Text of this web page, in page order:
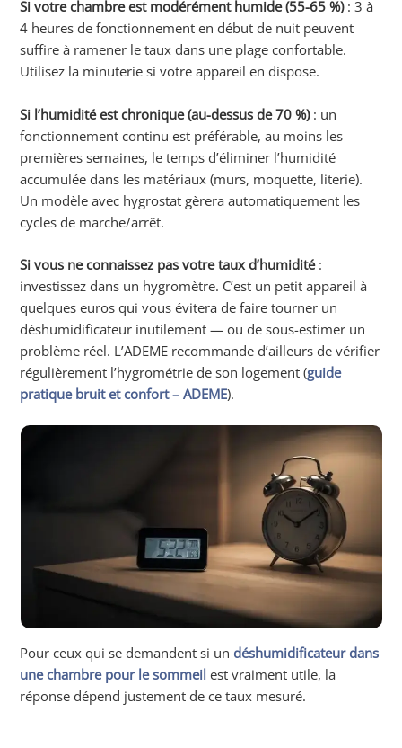
Si votre chambre est modérément humide (55-65 %): 3 à
4 heures de fonctionnement en début de nuit peuvent
suffire à ramener le taux dans une plage confortable.
Utilisez la minuterie si votre appareil en dispose.
Si l’humidité est chronique (au-dessus de 70 %): un
fonctionnement continu est préférable, au moins les
premières semaines, le temps d’éliminer l’humidité
accumulée dans les matériaux (murs, moquette, literie).
Un modèle avec hygrostat gèrera automatiquement les
cycles de marche/arrêt.
Si vous ne connaissez pas votre taux d’humidité:
investissez dans un hygromètre. C’est un petit appareil à
quelques euros qui vous évitera de faire tourner un
déshumidificateur inutilement — ou de sous-estimer un
problème réel. L’ADEME recommande d’ailleurs de vérifier
régulièrement l’hygrométrie de son logement (guide
pratique bruit et confort – ADEME).
Pour ceux qui se demandent si undéshumidificateur dans
une chambre pour le sommeil est vraiment utile, la
réponse dépend justement de ce taux mesuré.